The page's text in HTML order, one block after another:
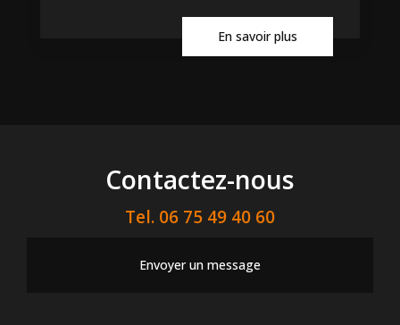
En savoir plus
Contactez-nous
Tel. 06 75 49 40 60
Envoyer un message